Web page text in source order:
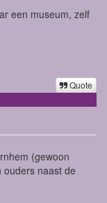
een museum, zelf
Quote
(gewoon
ouders naast de